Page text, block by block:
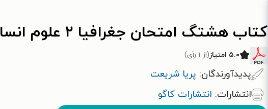
کتاب هشتگ امتحان جغرافیا ۲ علوم انسانی یازدهم
۵.۰ امتیاز (از ۱ رأی)
پدیدآورندگان: پریا شریعت
انتشارات: انتشارات کاگو